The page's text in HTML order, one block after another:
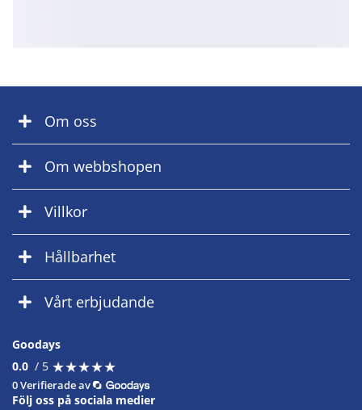
Om oss
Om webbshopen
Villkor
Hållbarhet
Vårt erbjudande
Goodays
0.0 / 5 ★★★★★
★★★★★
0 Verifierade av
Följ oss på sociala medier